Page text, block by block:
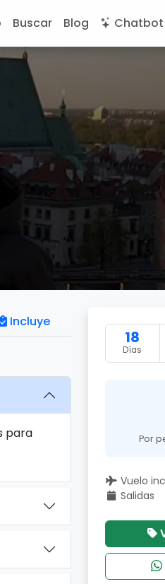
Buscar Blog Chatbot
Incluye
para
18
Días
Por
Vuelo
Salidas